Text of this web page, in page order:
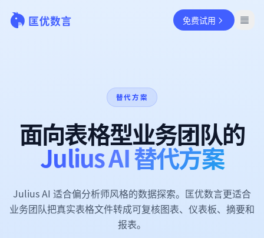
免费试用
替代方案
面向表格型业务团队的
Julius AI 替代方案
Julius AI 适合偏分析师风格的数据探索。匡优数言更适合
业务团队把真实表格文件转成可复核图表、仪表板、摘要和
报表。